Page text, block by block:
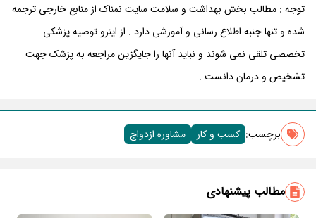
توجه : مطالب بخش بهداشت و سلامت سایت نمناک از منابع خارجی ترجمه
شده و تنها جنبه اطلاع رسانی و آموزشی دارد . از اینرو توصیه پزشکی
تخصصی تلقی نمی شوند و نباید آنها را جایگزین مراجعه به پزشک جهت
تشخیص و درمان دانست .
برچسب‌: کسب و کار مشاوره ازدواج
مطالب پیشنهادی